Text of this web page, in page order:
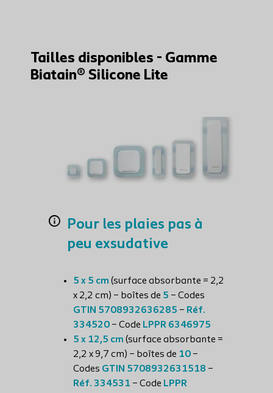
Tailles disponibles - Gamme
Biatain® Silicone Lite
Pour les plaies pas à
peu exsudative
5 x 5 cm (surface absorbante = 2,2
x 2,2 cm) – boîtes de 5 – Codes
GTIN 5708932636285 – Réf.
334520 – Code LPPR 6346975
5 x 12,5 cm (surface absorbante =
2,2 x 9,7 cm) – boîtes de 10 –
Codes GTIN 5708932631518 –
Réf. 334531 – Code LPPR